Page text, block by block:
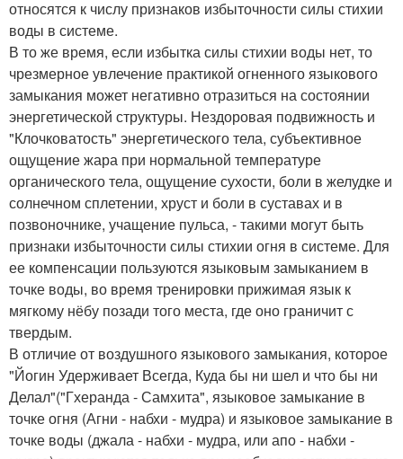
относятся к числу признаков избыточности силы стихии
воды в системе.
В то же время, если избытка силы стихии воды нет, то
чрезмерное увлечение практикой огненного языкового
замыкания может негативно отразиться на состоянии
энергетической структуры. Нездоровая подвижность и
"Клочковатость" энергетического тела, субъективное
ощущение жара при нормальной температуре
органического тела, ощущение сухости, боли в желудке и
солнечном сплетении, хруст и боли в суставах и в
позвоночнике, учащение пульса, - такими могут быть
признаки избыточности силы стихии огня в системе. Для
ее компенсации пользуются языковым замыканием в
точке воды, во время тренировки прижимая язык к
мягкому нёбу позади того места, где оно граничит с
твердым.
В отличие от воздушного языкового замыкания, которое
"Йогин Удерживает Всегда, Куда бы ни шел и что бы ни
Делал"("Гхеранда - Самхита", языковое замыкание в
точке огня (Агни - набхи - мудра) и языковое замыкание в
точке воды (джала - набхи - мудра, или апо - набхи -